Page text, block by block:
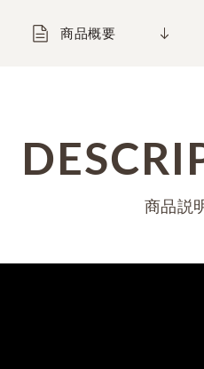
商品概要
商品説